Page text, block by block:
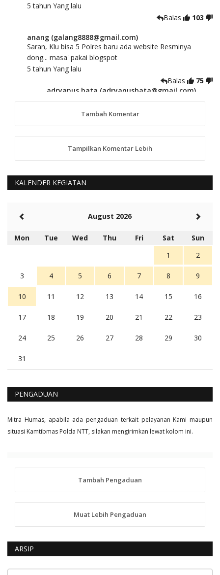
5 tahun Yang lalu
Balas
103
anang (galang8888@gmail.com)
Saran, Klu bisa 5 Polres baru ada website Resminya
dong... masa' pakai blogspot
5 tahun Yang lalu
Balas
75
adryanus bata (adryanusbata@gmail.com)
TKS atas saran dan masukannya, akan kami
tindaklanjuti
anggy (anakkaos@gmail.com)
Kami perantu bisa baca langsung terkait Pilkada Sumba
5 tahun Yang lalu
Rambu (rambu03@gmail.com)
Berita Polres Sumba Barat Mantap
5 tahun Yang lalu
Balas
16
Tambah Komentar
Tampilkan Komentar Lebih
KALENDER KEGIATAN
August 2026
Mon Tue Wed Thu Fri Sat
Sun
1
2
3 4 5 6 7 8 9
10 11 12 13 14 15 16
17 18 19 20 21 22 23
24 25 26 27 28 29 30
31
PENGADUAN
Mitra Humas, apabila ada pengaduan terkait pelayanan Kami maupun
situasi Kamtibmas Polda NTT, silakan mengirimkan lewat kolom ini.
Tambah Pengaduan
Muat Lebih Pengaduan
ARSIP